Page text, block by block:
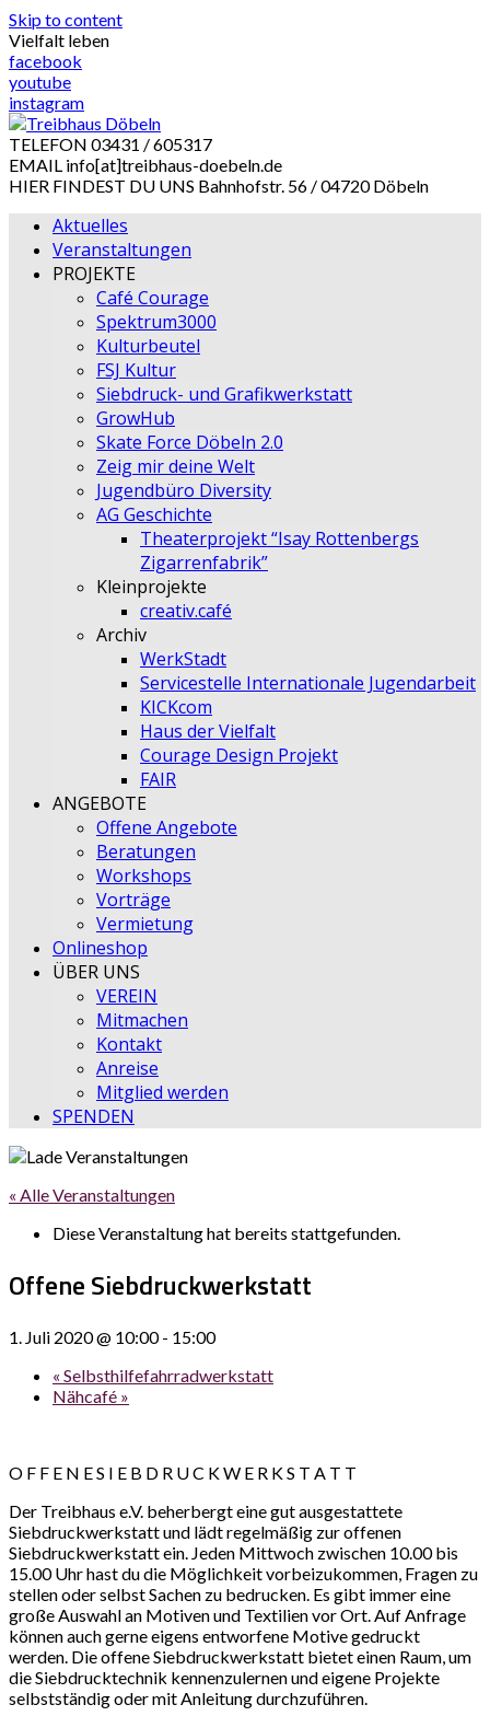
Skip to content
Vielfalt leben
facebook
youtube
instagram
TELEFON 03431 / 605317
EMAIL info[at]treibhaus-doebeln.de
HIER FINDEST DU UNS Bahnhofstr. 56 / 04720 Döbeln
Aktuelles
Veranstaltungen
PROJEKTE
Café Courage
Spektrum3000
Kulturbeutel
FSJ Kultur
Siebdruck- und Grafikwerkstatt
GrowHub
Skate Force Döbeln 2.0
Zeig mir deine Welt
Jugendbüro Diversity
AG Geschichte
Theaterprojekt “Isay Rottenbergs
Zigarrenfabrik”
Kleinprojekte
creativ.café
Archiv
WerkStadt
Servicestelle Internationale Jugendarbeit
KICKcom
Haus der Vielfalt
Courage Design Projekt
FAIR
ANGEBOTE
Offene Angebote
Beratungen
Workshops
Vorträge
Vermietung
Onlineshop
ÜBER UNS
VEREIN
Mitmachen
Kontakt
Anreise
Mitglied werden
SPENDEN
« Alle Veranstaltungen
Diese Veranstaltung hat bereits stattgefunden.
Offene Siebdruckwerkstatt
1. Juli 2020 @ 10:00- 15:00
« Selbsthilfefahrradwerkstatt
Nähcafé »
O F F E N E S I E B D R U C K W E R K S T A T T
Der Treibhaus e.V. beherbergt eine gut ausgestattete
Siebdruckwerkstatt und lädt regelmäßig zur offenen
Siebdruckwerkstatt ein. Jeden Mittwoch zwischen 10.00 bis
15.00 Uhr hast du die Möglichkeit vorbeizukommen, Fragen zu
stellen oder selbst Sachen zu bedrucken. Es gibt immer eine
große Auswahl an Motiven und Textilien vor Ort. Auf Anfrage
können auch gerne eigens entworfene Motive gedruckt
werden. Die offene Siebdruckwerkstatt bietet einen Raum, um
die Siebdrucktechnik kennenzulernen und eigene Projekte
selbstständig oder mit Anleitung durchzuführen.